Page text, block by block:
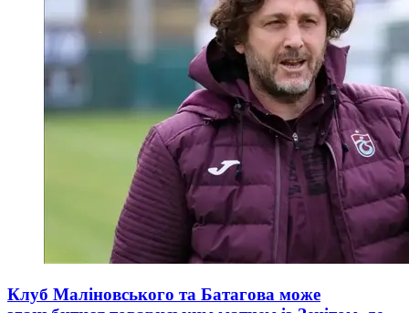
Клуб Маліновського та Батагова може